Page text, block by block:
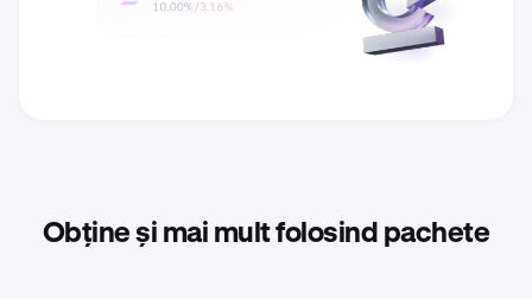
Obține și mai mult folosind pachete